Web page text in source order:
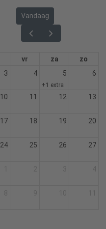
Vandaag
vr za
zo
3 4 5
+1 extra
6
10 11 12 13
17 18 19 20
24 25 26 27